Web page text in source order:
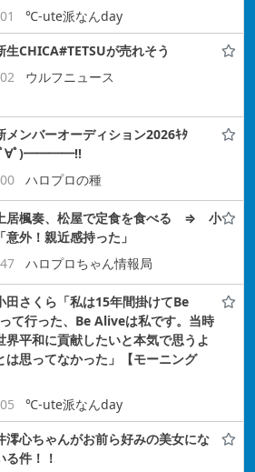
℃-ute派なんday
生CHICA#TETSUが売れそう
ウルフニュース
メンバーオーディション2026ｷﾀ
ﾟ)━━━━!!
ハロプロの種
土居楓奏、松屋で定食を食べる ⇒ 小
意外！親近感持った」
ハロプロちゃん情報局
田さくら「私は15年間掛けてBe
て行った、Be Aliveは私です。当時
界平和に貢献したいと本気で思うよ
は思ってなかった」【モーニング
℃-ute派なんday
澪心ちゃんがお前ら好みの美女にな
る件！！